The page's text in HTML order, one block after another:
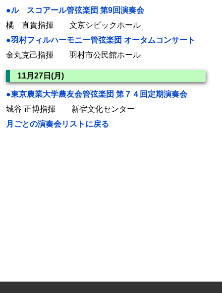
●ル スコアール管弦楽団 第9回演奏会
橘 直貴指揮 文京シビックホール
●羽村フィルハーモニー管弦楽団 オータムコンサート
金丸克己指揮 羽村市公民館ホール
11月27日(月)
●東京農業大学農友会管弦楽団 第７４回定期演奏会
城谷 正博指揮 新宿文化センター
月ごとの演奏会リストに戻る